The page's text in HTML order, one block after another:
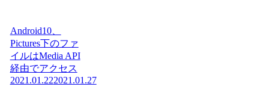
Android10、
Pictures下のファ
イルはMedia API
経由でアクセス
2021.01.222021.01.27